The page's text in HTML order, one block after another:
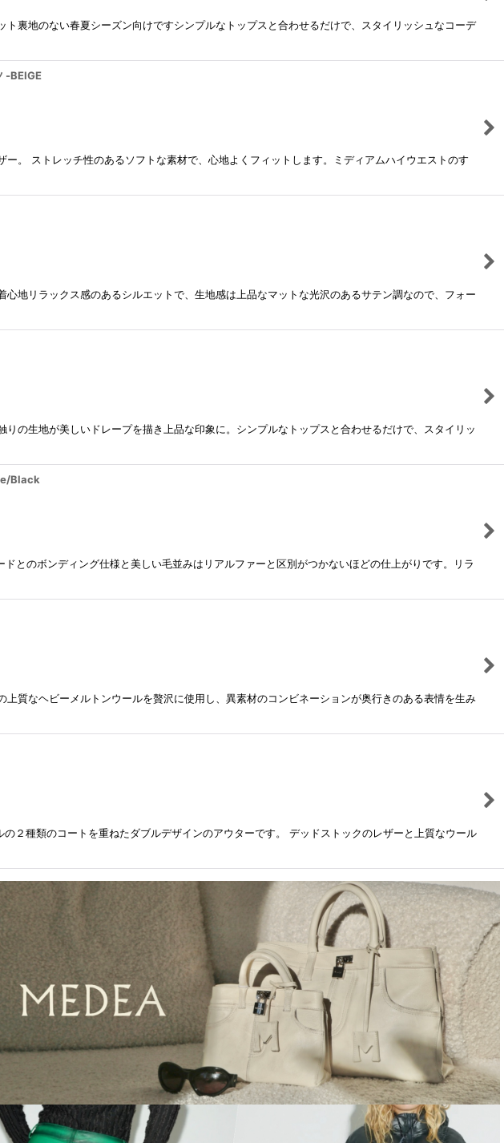
裏地のない春夏シーズン向けですシンプルなトップスと合わせるだけで、スタイリッシュなコーデ
-BEIGE
。 ストレッチ性のあるソフトな素材で、心地よくフィットします。ミディアムハイウエストのす
地リラックス感のあるシルエットで、生地感は上品なマットな光沢のあるサテン調なので、フォー
の生地が美しいドレープを描き上品な印象に。シンプルなトップスと合わせるだけで、スタイリッ
Black
とのボンディング仕様と美しい毛並みはリアルファーと区別がつかないほどの仕上がりです。リラ
質なヘビーメルトンウールを贅沢に使用し、異素材のコンビネーションが奥行きのある表情を生み
２種類のコートを重ねたダブルデザインのアウターです。 デッドストックのレザーと上質なウール